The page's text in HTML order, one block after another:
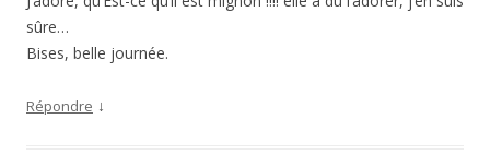
sûre…
Bises, belle journée.
Répondre ↓